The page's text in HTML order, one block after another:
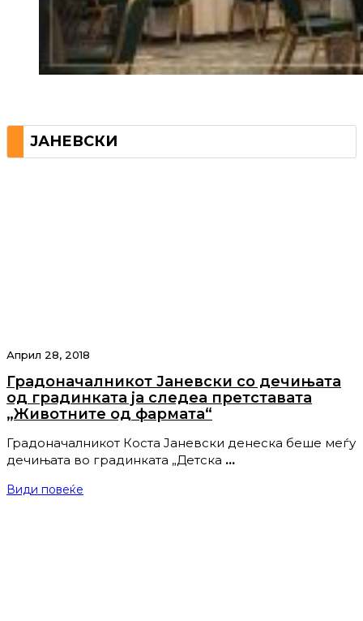
ЈАНЕВСКИ
Април 28, 2018
Градоначалникот Јаневски со дечињата
од градинката ја следеа претставата
„Животните од фармата“
Градоначалникот Коста Јаневски денеска беше меѓу
дечињата во градинката „Детска …
Види повеќе